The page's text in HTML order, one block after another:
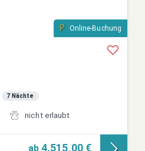
Online-Buchung
7 Nächte
nicht erlaubt
ab 4.515,00 €